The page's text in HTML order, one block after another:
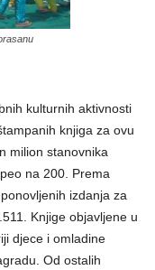
kulturnih aktivnosti
knjiga za ovu
milion stanovnika
na 200. Prema
izdanja za
Knjige objavljene u
djece i omladine
Od ostalih